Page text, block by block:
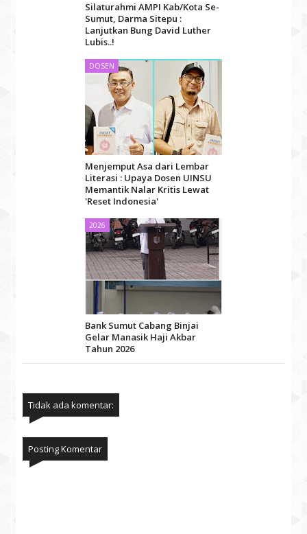
Silaturahmi AMPI Kab/Kota Se-
Sumut, Darma Sitepu :
Lanjutkan Bung David Luther
Lubis..!
DOSEN
Menjemput Asa dari Lembar
Literasi : Upaya Dosen UINSU
Memantik Nalar Kritis Lewat
'Reset Indonesia'
2026
Bank Sumut Cabang Binjai
Gelar Manasik Haji Akbar
Tahun 2026
Tidak ada komentar:
Posting Komentar